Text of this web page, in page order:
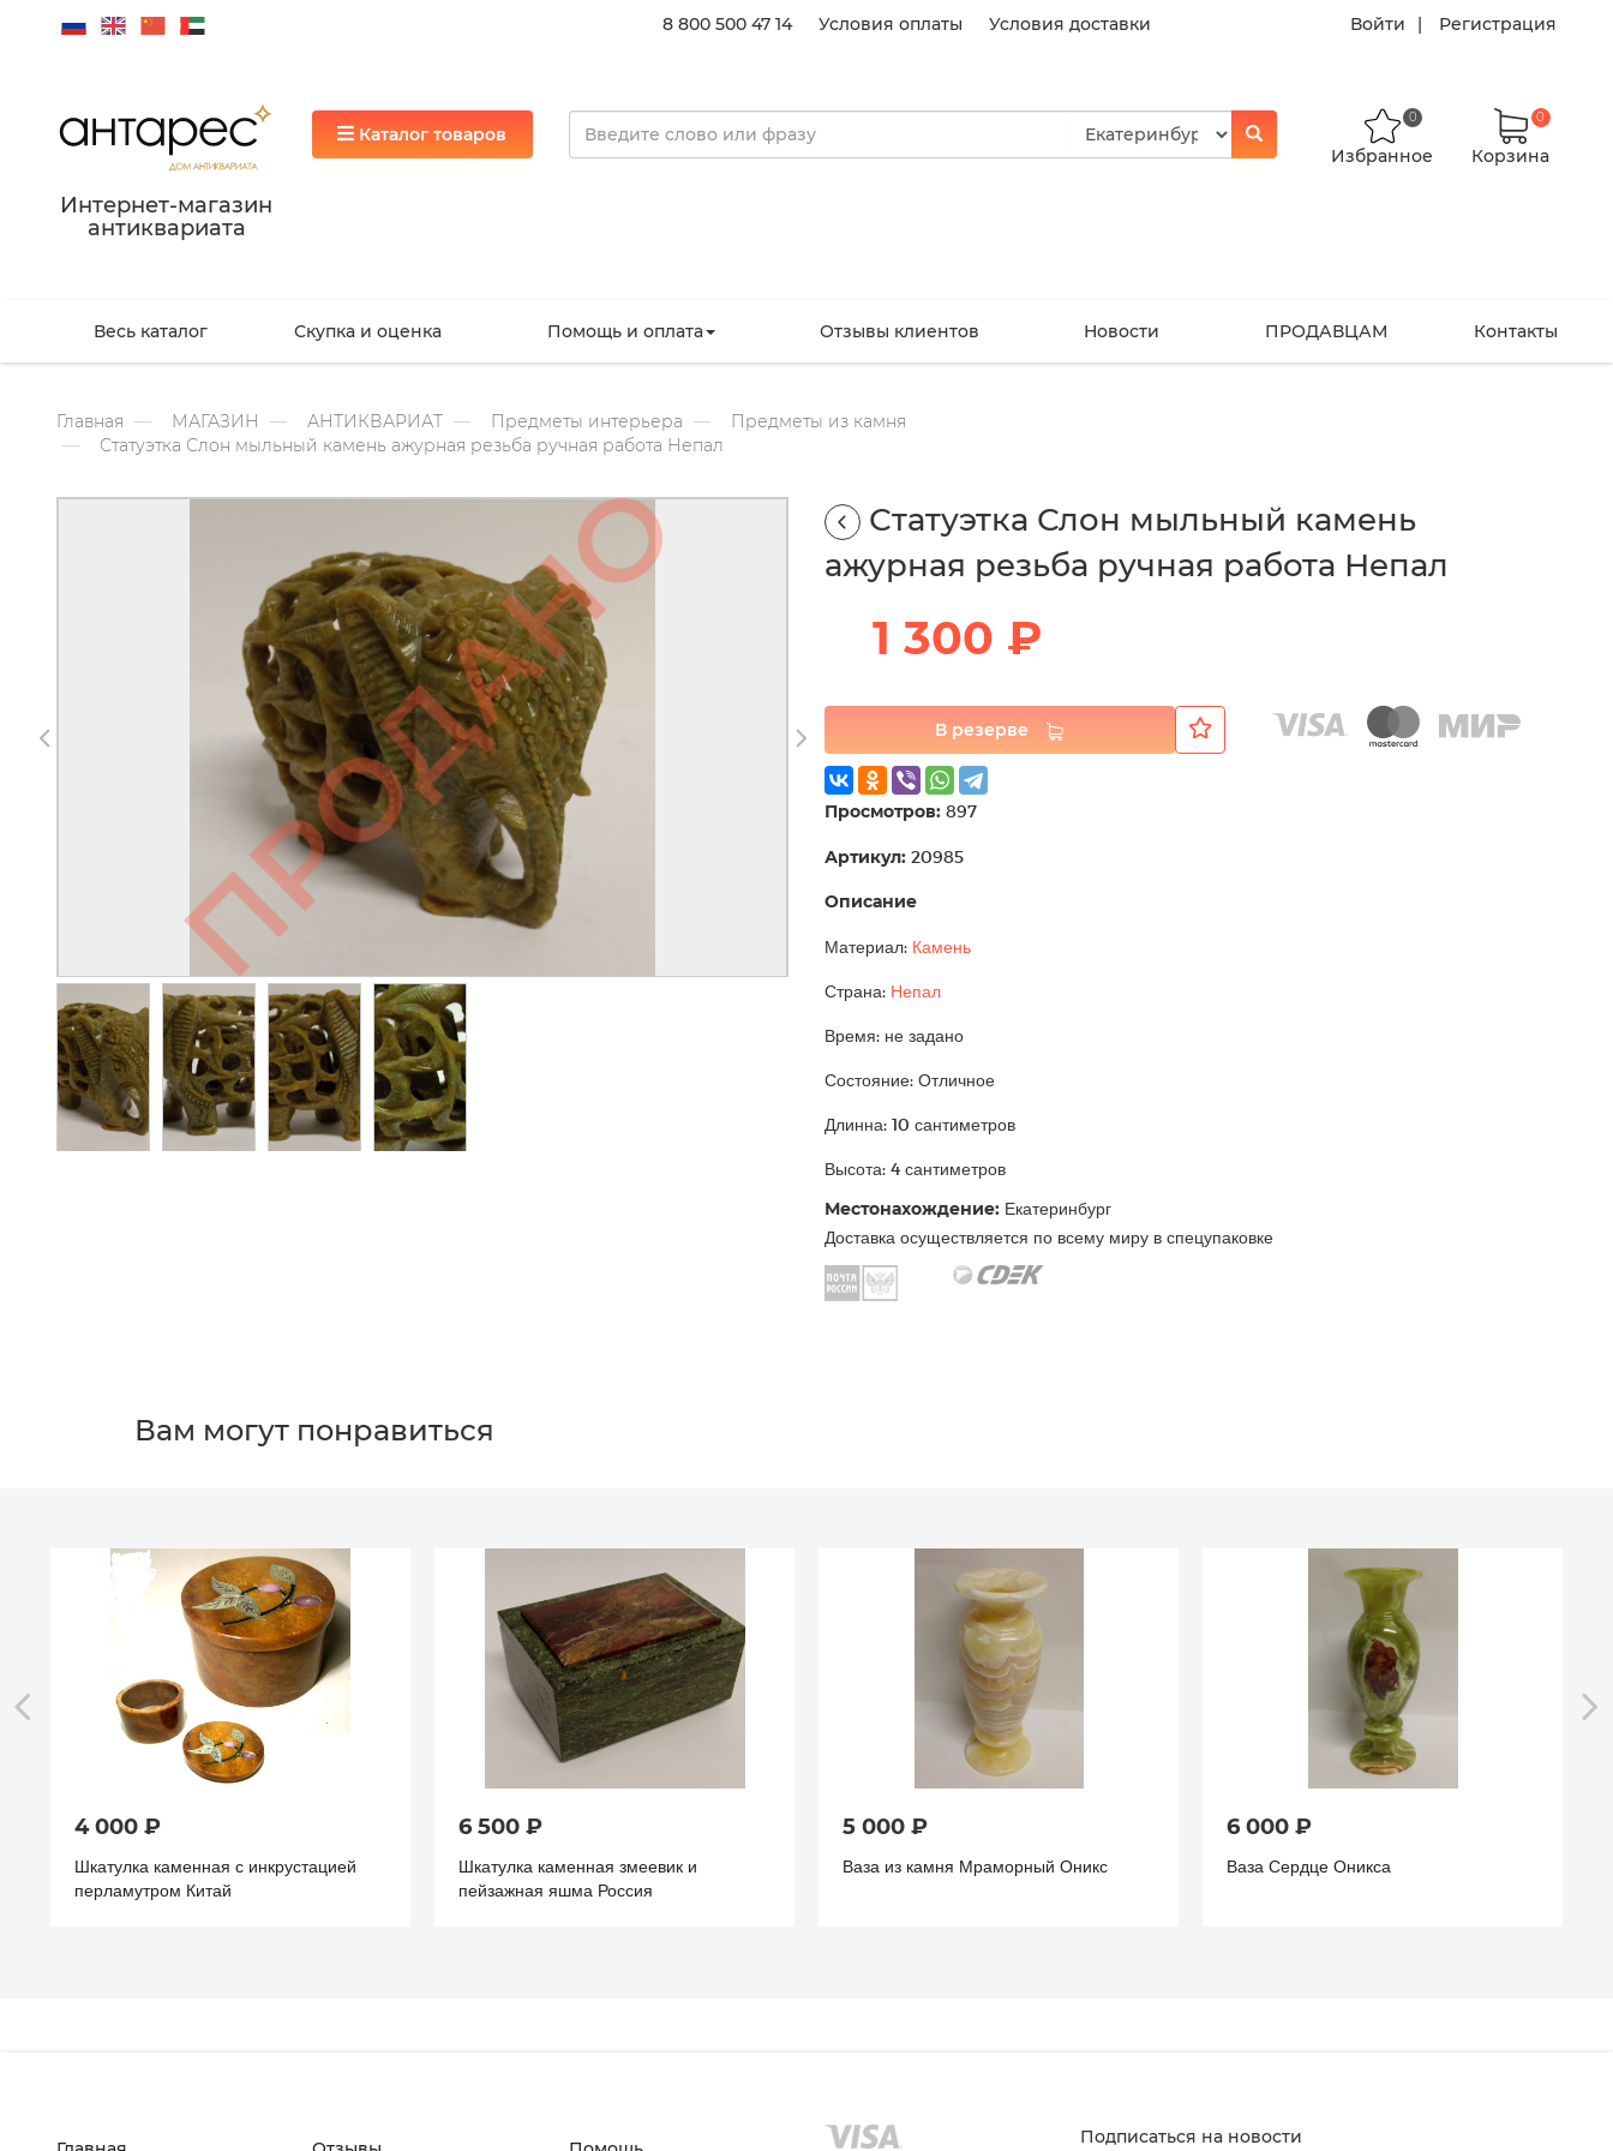
8 800 500 47 14 Условия оплаты Условия доставки Войти Регистрация
Интернет-магазин
антиквариата
Каталог товаров
Избранное
0
Корзина
0
Весь каталог Скупка и оценка Помощь и оплата Отзывы клиентов Новости ПРОДАВЦАМ Контакты
Главная МАГАЗИН АНТИКВАРИАТ Предметы интерьера
Предметы из камня
Статуэтка Слон мыльный камень ажурная резьба ручная работа Непал
Статуэтка Слон мыльный камень
ажурная резьба ручная работа Непал
1 300 ₽
В резерве
Просмотров: 897
Артикул: 20985
Описание
Материал: Камень
Страна: Непал
Время: не задано
Состояние: Отличное
Длинна: 10 сантиметров
Высота: 4 сантиметров
Местонахождение: Екатеринбург
Доставка осуществляется по всему миру в спецупаковке
Вам могут понравиться
4 000 ₽
Шкатулка каменная с инкрустацией
перламутром Китай
6 500 ₽
Шкатулка каменная змеевик и
пейзажная яшма Россия
5 000 ₽
Ваза из камня Мраморный Оникс
6 000 ₽
Ваза Сердце Оникса
Подписаться на новости